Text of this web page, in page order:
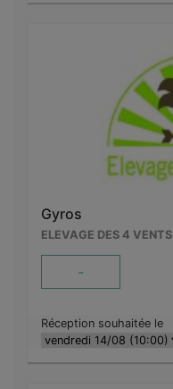
Gyros
ELEVAGE DES 4 VENTS
-
Réception souhaitée le